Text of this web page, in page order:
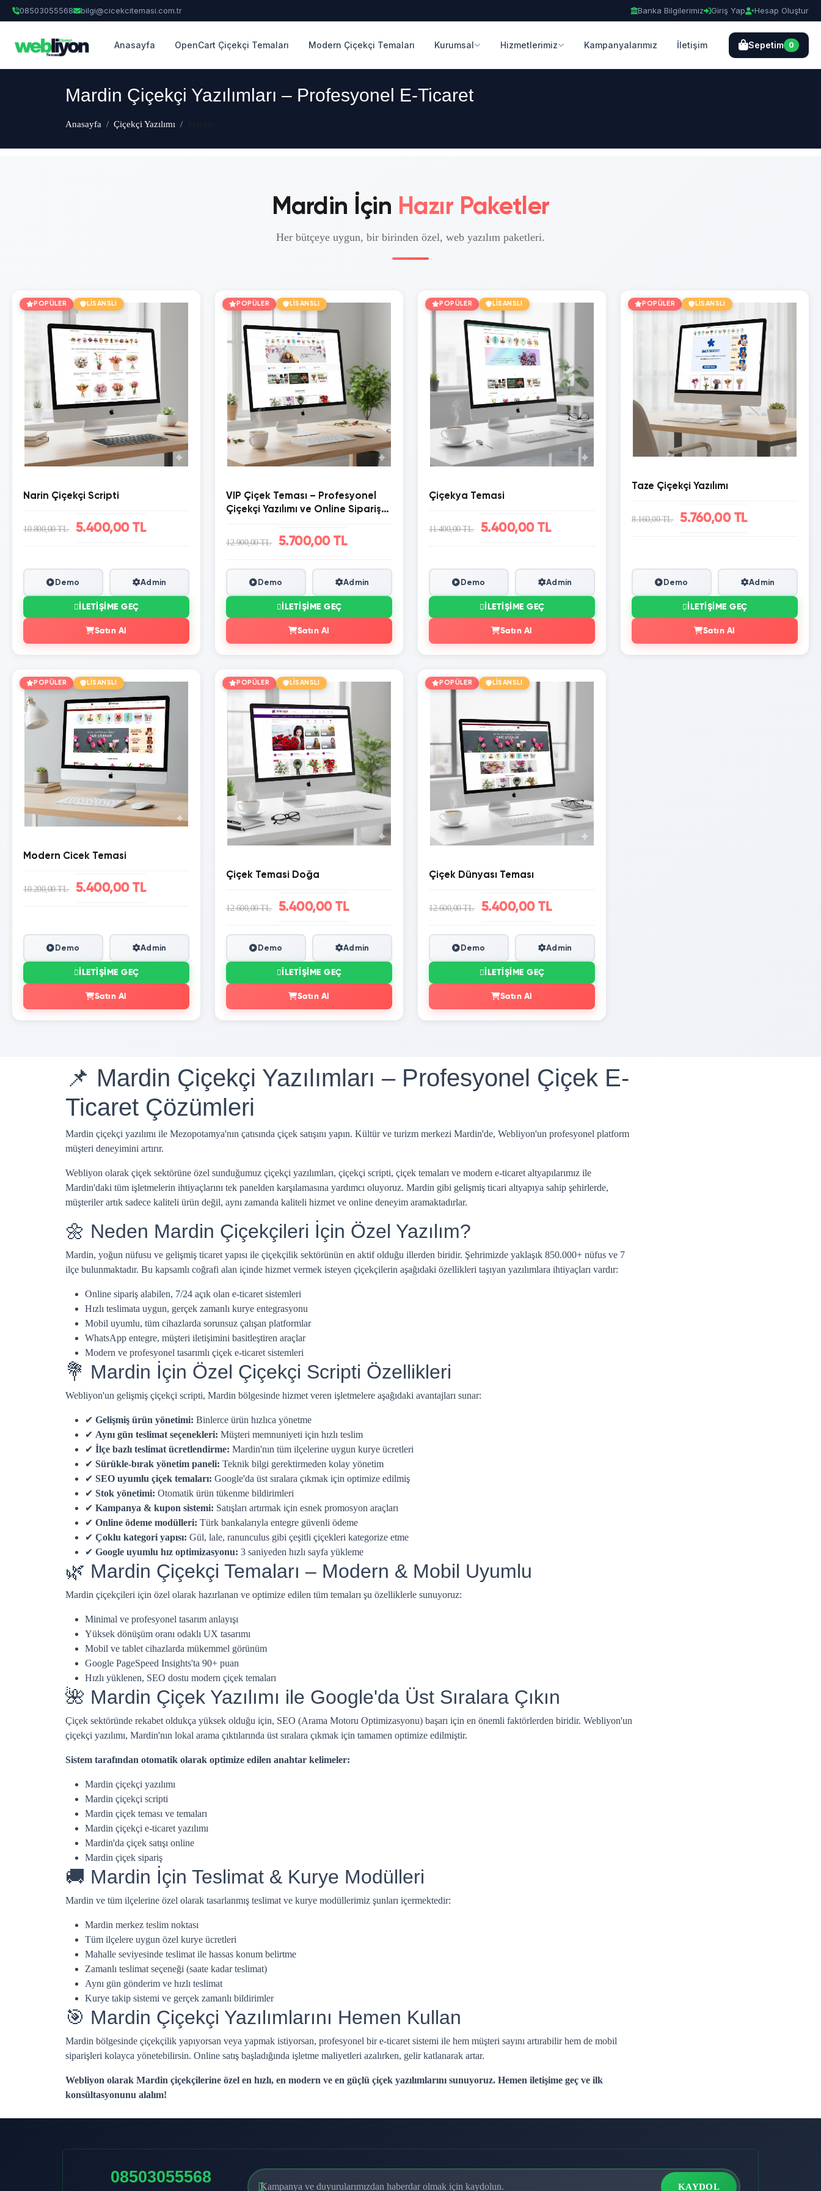
08503055568 bilgi@cicekcitemasi.com.tr Banka Bilgilerimiz Giriş Yap Hesap Oluştur
Anasayfa OpenCart Çiçekçi Temaları Modern Çiçekçi Temaları Kurumsal Hizmetlerimiz Kampanyalarımız İletişim Sepetim 0
Mardin Çiçekçi Yazılımları – Profesyonel E-Ticaret
Anasayfa Çiçekçi Yazılımı
Mardin İçin Hazır Paketler
Her bütçeye uygun, bir birinden özel, web yazılım paketleri.
POPÜLER LİSANSLI
Narin Çiçekçi Scripti
10.800,00 TL 5.400,00 TL
Demo Admin
İLETIŞIME GEÇ
Satın Al
POPÜLER LİSANSLI
VIP Çiçek Teması – Profesyonel
Çiçekçi Yazılımı ve Online Sipariş
12.900,00 TL 5.700,00 TL
Demo Admin
İLETIŞIME GEÇ
Satın Al
POPÜLER LİSANSLI
Çiçekya Temasi
11.400,00 TL 5.400,00 TL
Demo Admin
İLETIŞIME GEÇ
Satın Al
POPÜLER LİSANSLI
Taze Çiçekçi Yazılımı
8.160,00 TL 5.760,00 TL
Demo Admin
İLETIŞIME GEÇ
Satın Al
POPÜLER LİSANSLI
Modern Cicek Temasi
10.200,00 TL 5.400,00 TL
Demo Admin
İLETIŞIME GEÇ
Satın Al
POPÜLER LİSANSLI
Çiçek Temasi Doğa
12.600,00 TL 5.400,00 TL
Demo Admin
İLETIŞIME GEÇ
Satın Al
POPÜLER LİSANSLI
Çiçek Dünyası Teması
12.600,00 TL 5.400,00 TL
Demo Admin
İLETIŞIME GEÇ
Satın Al
📌 Mardin Çiçekçi Yazılımları – Profesyonel Çiçek E-
Ticaret Çözümleri
Mardin çiçekçi yazılımı ile Mezopotamya'nın çatısında çiçek satışını yapın. Kültür ve turizm merkezi Mardin'de, Webliyon'un profesyonel platform
müşteri deneyimini artırır.
Webliyon olarak çiçek sektörüne özel sunduğumuz çiçekçi yazılımları, çiçekçi scripti, çiçek temaları ve modern e-ticaret altyapılarımız ile
Mardin'daki tüm işletmelerin ihtiyaçlarını tek panelden karşılamasına yardımcı oluyoruz. Mardin gibi gelişmiş ticari altyapıya sahip şehirlerde,
müşteriler artık sadece kaliteli ürün değil, aynı zamanda kaliteli hizmet ve online deneyim aramaktadırlar.
🌼 Neden Mardin Çiçekçileri İçin Özel Yazılım?
Mardin, yoğun nüfusu ve gelişmiş ticaret yapısı ile çiçekçilik sektörünün en aktif olduğu illerden biridir. Şehrimizde yaklaşık 850.000+ nüfus ve 7
ilçe bulunmaktadır. Bu kapsamlı coğrafi alan içinde hizmet vermek isteyen çiçekçilerin aşağıdaki özellikleri taşıyan yazılımlara ihtiyaçları vardır:
Online sipariş alabilen, 7/24 açık olan e-ticaret sistemleri
Hızlı teslimata uygun, gerçek zamanlı kurye entegrasyonu
Mobil uyumlu, tüm cihazlarda sorunsuz çalışan platformlar
WhatsApp entegre, müşteri iletişimini basitleştiren araçlar
Modern ve profesyonel tasarımlı çiçek e-ticaret sistemleri
💐 Mardin İçin Özel Çiçekçi Scripti Özellikleri
Webliyon'un gelişmiş çiçekçi scripti, Mardin bölgesinde hizmet veren işletmelere aşağıdaki avantajları sunar:
✔ Gelişmiş ürün yönetimi: Binlerce ürün hızlıca yönetme
✔ Aynı gün teslimat seçenekleri: Müşteri memnuniyeti için hızlı teslim
✔ İlçe bazlı teslimat ücretlendirme: Mardin'nın tüm ilçelerine uygun kurye ücretleri
✔ Sürükle-bırak yönetim paneli: Teknik bilgi gerektirmeden kolay yönetim
✔ SEO uyumlu çiçek temaları: Google'da üst sıralara çıkmak için optimize edilmiş
✔ Stok yönetimi: Otomatik ürün tükenme bildirimleri
✔ Kampanya & kupon sistemi: Satışları artırmak için esnek promosyon araçları
✔ Online ödeme modülleri: Türk bankalarıyla entegre güvenli ödeme
✔ Çoklu kategori yapısı: Gül, lale, ranunculus gibi çeşitli çiçekleri kategorize etme
✔ Google uyumlu hız optimizasyonu: 3 saniyeden hızlı sayfa yükleme
🌿 Mardin Çiçekçi Temaları – Modern & Mobil Uyumlu
Mardin çiçekçileri için özel olarak hazırlanan ve optimize edilen tüm temaları şu özelliklerle sunuyoruz:
Minimal ve profesyonel tasarım anlayışı
Yüksek dönüşüm oranı odaklı UX tasarımı
Mobil ve tablet cihazlarda mükemmel görünüm
Google PageSpeed Insights'ta 90+ puan
Hızlı yüklenen, SEO dostu modern çiçek temaları
🌺 Mardin Çiçek Yazılımı ile Google'da Üst Sıralara Çıkın
Çiçek sektöründe rekabet oldukça yüksek olduğu için, SEO (Arama Motoru Optimizasyonu) başarı için en önemli faktörlerden biridir. Webliyon'un
çiçekçi yazılımı, Mardin'nın lokal arama çıktılarında üst sıralara çıkmak için tamamen optimize edilmiştir.
Sistem tarafından otomatik olarak optimize edilen anahtar kelimeler:
Mardin çiçekçi yazılımı
Mardin çiçekçi scripti
Mardin çiçek teması ve temaları
Mardin çiçekçi e-ticaret yazılımı
Mardin'da çiçek satışı online
Mardin çiçek sipariş
🚚 Mardin İçin Teslimat & Kurye Modülleri
Mardin ve tüm ilçelerine özel olarak tasarlanmış teslimat ve kurye modüllerimiz şunları içermektedir:
Mardin merkez teslim noktası
Tüm ilçelere uygun özel kurye ücretleri
Mahalle seviyesinde teslimat ile hassas konum belirtme
Zamanlı teslimat seçeneği (saate kadar teslimat)
Aynı gün gönderim ve hızlı teslimat
Kurye takip sistemi ve gerçek zamanlı bildirimler
🎯 Mardin Çiçekçi Yazılımlarını Hemen Kullan
Mardin bölgesinde çiçekçilik yapıyorsan veya yapmak istiyorsan, profesyonel bir e-ticaret sistemi ile hem müşteri sayını artırabilir hem de mobil
siparişleri kolayca yönetebilirsin. Online satış başladığında işletme maliyetleri azalırken, gelir katlanarak artar.
Webliyon olarak Mardin çiçekçilerine özel en hızlı, en modern ve en güçlü çiçek yazılımlarını sunuyoruz. Hemen iletişime geç ve ilk
konsültasyonunu alalım!
08503055568
KAYDOL